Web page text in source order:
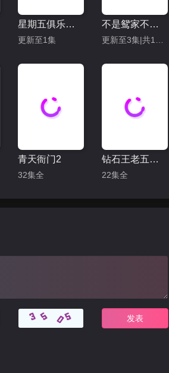
星期五俱乐部17：善良赢得人心
更新至1集
不是鸳家不聚头
青天衙门2
32集全
钻石王老五的艰难爱情
22集全